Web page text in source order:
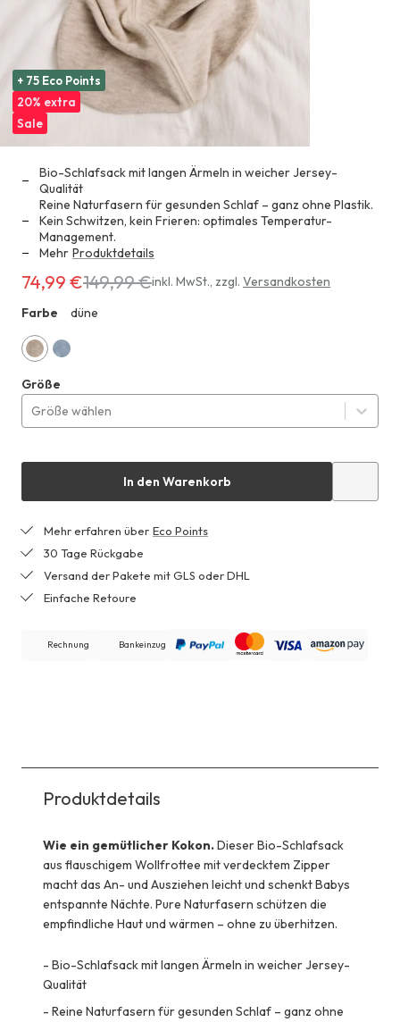
+ 75 Eco Points
20% extra
Sale
Bio-Schlafsack mit langen Ärmeln in weicher Jersey-
Qualität
Reine Naturfasern für gesunden Schlaf – ganz ohne Plastik.
Kein Schwitzen, kein Frieren: optimales Temperatur-
Management.
Mehr Produktdetails
Erhältlich
74,99 €
anstatt
149,99 €
74,99 €149,99 €inkl. MwSt., zzgl. Versandkosten
Farbe
düne
jeansblau
Größe
Größe wählen
In den Warenkorb
Mehr erfahren über Eco Points
30 Tage Rückgabe
Versand der Pakete mit GLS oder DHL
Einfache Retoure
Rechnung Bankeinzug
Produktdetails
Wie ein gemütlicher Kokon.Dieser Bio-Schlafsack
aus flauschigem Wollfrottee mit verdecktem Zipper
macht das An- und Ausziehen leicht und schenkt Babys
entspannte Nächte. Pure Naturfasern schützen die
empfindliche Haut und wärmen – ohne zu überhitzen.
- Bio-Schlafsack mit langen Ärmeln in weicher Jersey-
Qualität
- Reine Naturfasern für gesunden Schlaf – ganz ohne